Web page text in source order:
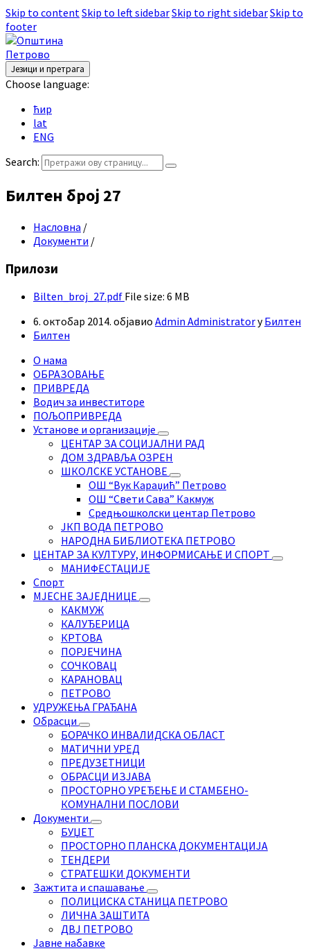
Skip to contentSkip to left sidebarSkip to right sidebarSkip to
footer
Језици и претрага
Choose language:
ћир
lat
ENG
Search:
Билтен број 27
Насловна /
Документи /
Прилози
Bilten_broj_27.pdf File size: 6 MB
6. октобар 2014. објавио Admin AdministratorуБилтен
Билтен
О нама
ОБРАЗОВАЊЕ
ПРИВРЕДА
Водич за инвеститоре
ПОЉОПРИВРЕДА
Установе и организације
ЦЕНТАР ЗА СОЦИЈАЛНИ РАД
ДОМ ЗДРАВЉА ОЗРЕН
ШКОЛСКЕ УСТАНОВЕ
ОШ “Вук Караџић” Петрово
ОШ “Свети Сава” Какмуж
Средњошколски центар Петрово
ЈКП ВОДА ПЕТРОВО
НАРОДНА БИБЛИОТЕКА ПЕТРОВО
ЦЕНТАР ЗА КУЛТУРУ, ИНФОРМИСАЊЕ И СПОРТ
МАНИФЕСТАЦИЈЕ
Спорт
МЈЕСНЕ ЗАЈЕДНИЦЕ
КАКМУЖ
КАЛУЂЕРИЦА
КРТОВА
ПОРЈЕЧИНА
СОЧКОВАЦ
КАРАНОВАЦ
ПЕТРОВО
УДРУЖЕЊА ГРАЂАНА
Обрасци
БОРАЧКО ИНВАЛИДСКА ОБЛАСТ
МАТИЧНИ УРЕД
ПРЕДУЗЕТНИЦИ
ОБРАСЦИ ИЗЈАВА
ПРОСТОРНО УРЕЂЕЊЕ И СТАМБЕНО-
КОМУНАЛНИ ПОСЛОВИ
Документи
БУЏЕТ
ПРОСТОРНО ПЛАНСКА ДОКУМЕНТАЦИЈА
ТЕНДЕРИ
СТРАТЕШКИ ДОКУМЕНТИ
Зажтита и спашавање
ПОЛИЦИСКА СТАНИЦА ПЕТРОВО
ЛИЧНА ЗАШТИТА
ДВЈ ПЕТРОВО
Јавне набавке